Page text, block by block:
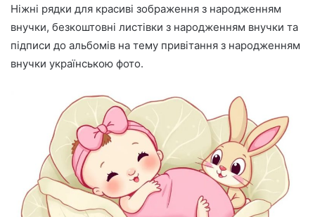
Ніжні рядки для красиві зображення з народженням
внучки, безкоштовні листівки з народженням внучки та
підписи до альбомів на тему привітання з народженням
внучки українською фото.